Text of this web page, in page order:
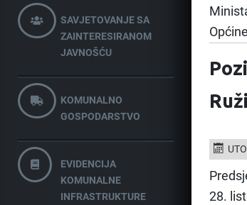
SAVJETOVANJE SA
ZAINTERESIRANOM
JAVNOŠĆU
KOMUNALNO
GOSPODARSTVO
EVIDENCIJA
KOMUNALNE
INFRASTRUKTURE
28.